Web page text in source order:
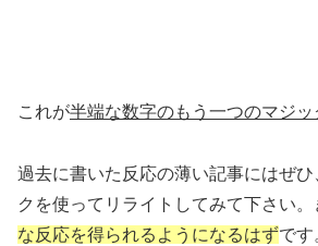
これが半端な数字のもう一つのマジッ
過去に書いた反応の薄い記事にはぜ
クを使ってリライトしてみて下さい。
な反応を得られるようになるはずです